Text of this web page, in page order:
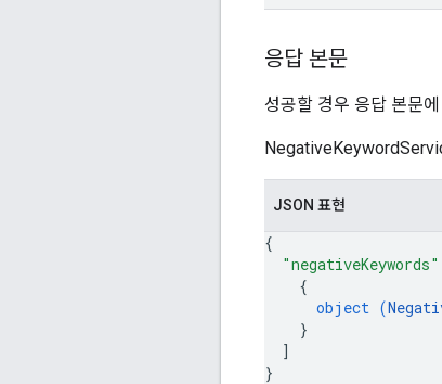
응답 본문
성공할 경우 응답 본문
JSON 표현
{
"negativeKeywords"
{
object (
}
]
}